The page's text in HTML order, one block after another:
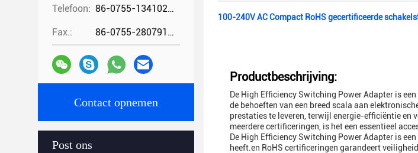
Telefoon: 86-0755-13410274294
Fax.: 86-0755-28079166
Contact opnemen
Post ons
100-240V AC Compact RoHS gecertificeerde
Productbeschrijving:
De High Efficiency Switching Power Adapter is
de behoeften van een breed scala aan
prestaties te leveren, terwijl energie-efficiëntie en
meerdere certificeringen, is het een essentieel
De High Efficiency Switching Power Adapter is
heeft.en RoHS certificeringen garandeert